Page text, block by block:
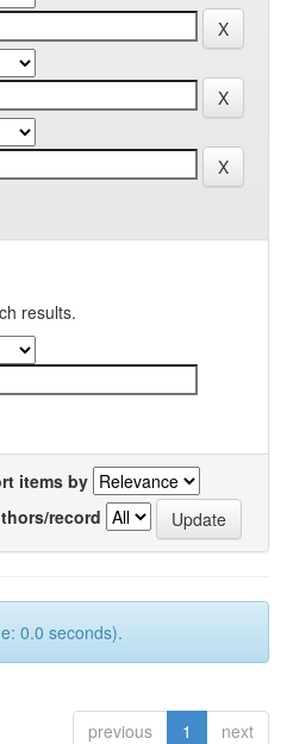
results.
items by
record
0.0 seconds).
previous 1 next